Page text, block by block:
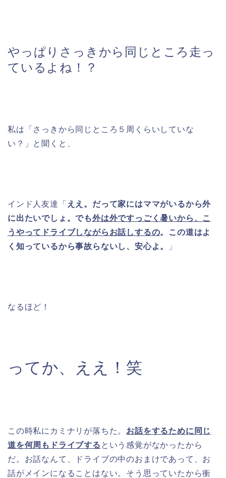
やっぱりさっきから同じところ走っ
ているよね！？
私は「さっきから同じところ５周くらいしていな
い？」と聞くと、
インド人友達「 ええ。だって家にはママがいるから外
に出たいでしょ。でも外は外ですっごく暑いから、こ
うやってドライブしながらお話しするの。この道はよ
く知っているから事故らないし、安心よ。
」
なるほど！
ってか、ええ！笑
この時私にカミナリが落ちた。 お話をするために同じ
道を何周もドライブする という感覚がなかったから
だ。お話なんて、ドライブの中のおまけであって、お
話がメインになることはない。そう思っていたから衝